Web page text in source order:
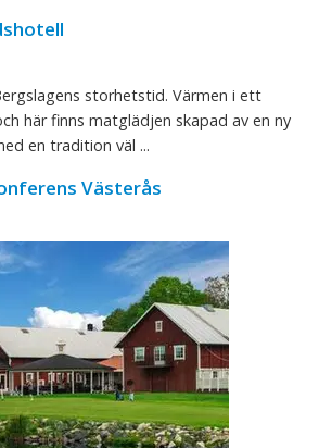
storhetstid. Värmen i ett
här finns matglädjen skapad av en ny
en tradition väl ...
Västerås